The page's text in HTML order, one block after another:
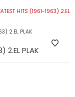
HITS (1961-1963) 2.EL
2.EL PLAK